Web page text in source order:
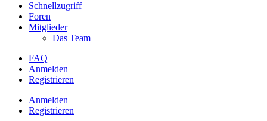
Schnellzugriff
Foren
Mitglieder
Das Team
FAQ
Anmelden
Registrieren
Anmelden
Registrieren